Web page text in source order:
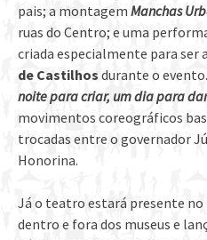
pais; a montagem Manchas
ruas do Centro; e uma
criada especialmente para ser
de Castilhos durante o
noite para criar, um dia para
movimentos coreográficos
trocadas entre o governador
Honorina.
Já o teatro estará presente
dentro e fora dos museus e